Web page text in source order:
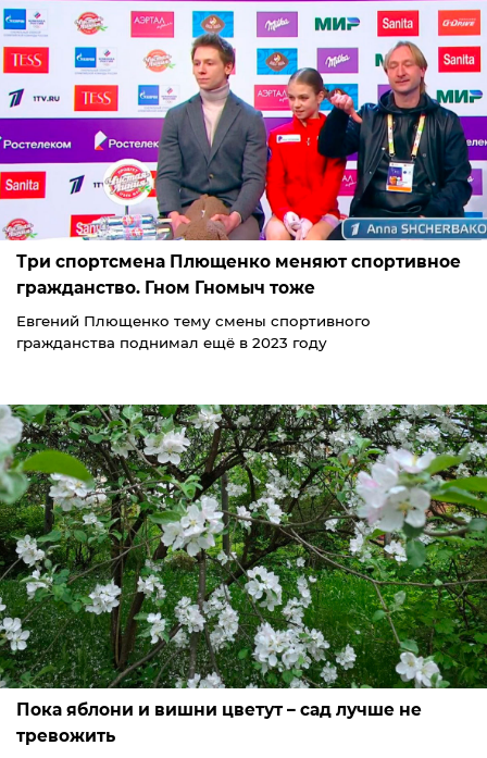
Три спортсмена Плющенко меняют спортивное
гражданство. Гном Гномыч тоже
Евгений Плющенко тему смены спортивного
гражданства поднимал ещё в 2023 году
Пока яблони и вишни цветут – сад лучше не
тревожить